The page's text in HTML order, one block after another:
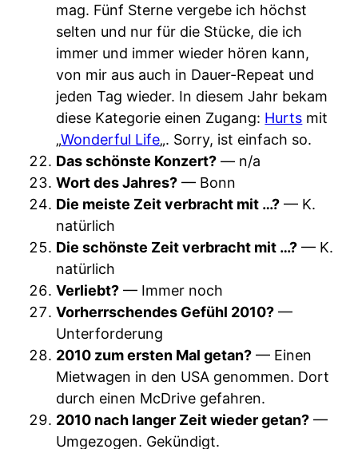
mag. Fünf Sterne vergebe ich höchst
selten und nur für die Stücke, die ich
immer und immer wieder hören kann,
von mir aus auch in Dauer-Repeat und
jeden Tag wieder. In diesem Jahr bekam
diese Kategorie einen Zugang: Hurts mit
„Wonderful Life„. Sorry, ist einfach so.
Das schönste Konzert? — n/a
Wort des Jahres? — Bonn
Die meiste Zeit verbracht mit …? — K.
natürlich
Die schönste Zeit verbracht mit …? — K.
natürlich
Verliebt? — Immer noch
Vorherrschendes Gefühl 2010? —
Unterforderung
2010 zum ersten Mal getan? — Einen
Mietwagen in den USA genommen. Dort
durch einen McDrive gefahren.
2010 nach langer Zeit wieder getan? —
Umgezogen. Gekündigt.